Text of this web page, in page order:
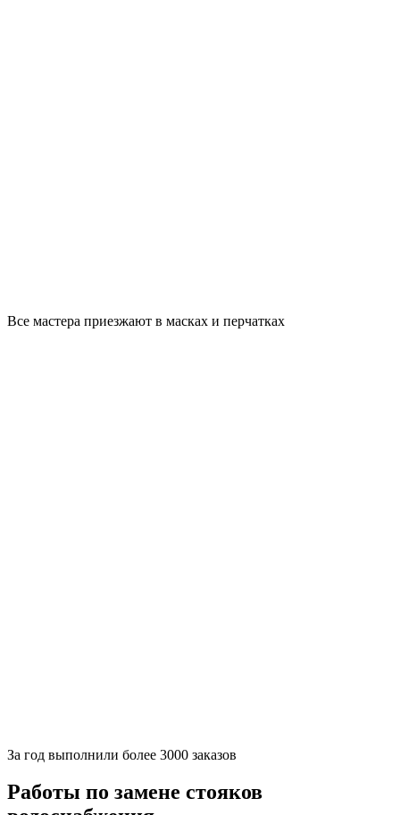
Все мастера приезжают в масках и перчатках
За год выполнили более 3000 заказов
Работы по замене стояков